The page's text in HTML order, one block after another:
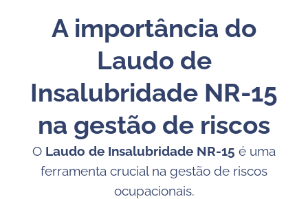
A importância do
Laudo de
Insalubridade NR-15
na gestão de riscos
O Laudo de Insalubridade NR-15 é uma
ferramenta crucial na gestão de riscos
ocupacionais.